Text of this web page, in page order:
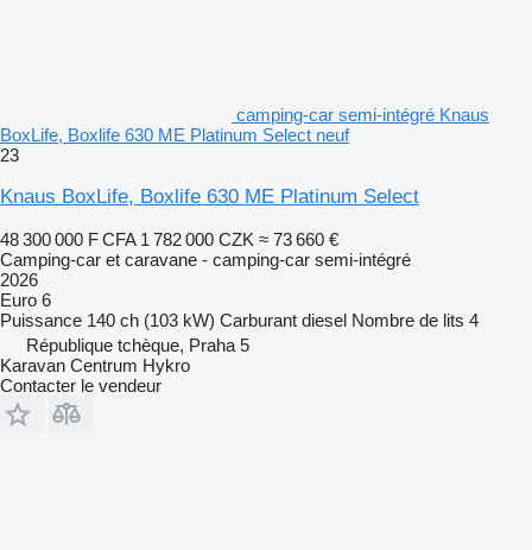
camping-car semi-intégré Knaus
BoxLife, Boxlife 630 ME Platinum Select neuf
23
Knaus BoxLife, Boxlife 630 ME Platinum Select
48 300 000 F CFA 1 782 000 CZK ≈ 73 660 €
Camping-car et caravane - camping-car semi-intégré
2026
Euro 6
Puissance 140 ch (103 kW) Carburant diesel Nombre de lits 4
République tchèque, Praha 5
Karavan Centrum Hykro
Contacter le vendeur